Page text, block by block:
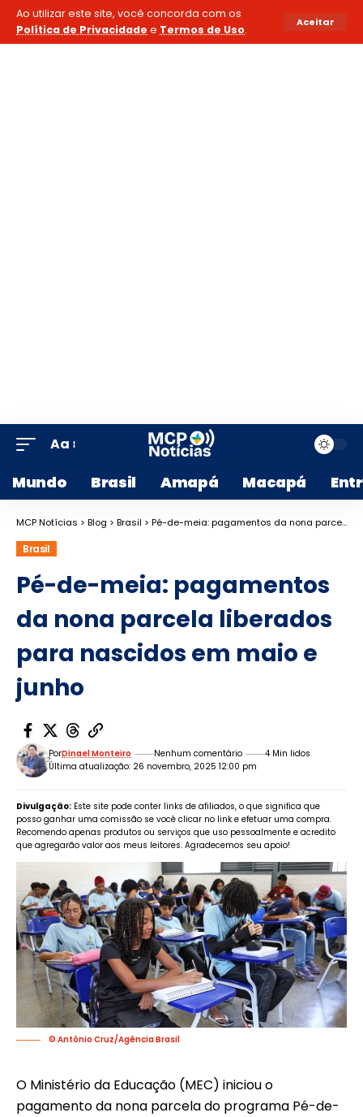
Ao utilizar este site, você concorda com os
Política de Privacidade e Termos de Uso.
Aceitar
Aa
Mundo Brasil Amapá Macapá
MCP Notícias > Blog > Brasil > Pé-de-meia: pagamentos da nona parcela liberados para nascidos em maio e junho
Brasil
Pé-de-meia: pagamentos
da nona parcela liberados
para nascidos em maio e
junho
Última atualização: 26 novembro, 2025 12:00 pm
PorDinael Monteiro Nenhum comentário 4 Min lidos
Divulgação: Este site pode conter links de afiliados, o que significa que
posso ganhar uma comissão se você clicar no link e efetuar uma compra.
Recomendo apenas produtos ou serviços que uso pessoalmente e acredito
que agregarão valor aos meus leitores. Agradecemos seu apoio!
© Antônio Cruz/Agência Brasil
O Ministério da Educação (MEC) iniciou o
pagamento da nona parcela do programa Pé-de-